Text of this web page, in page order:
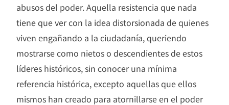
abusos del poder. Aquella resistencia que nada
tiene que ver con la idea distorsionada de quienes
viven engañando a la ciudadanía, queriendo
mostrarse como nietos o descendientes de estos
líderes históricos, sin conocer una mínima
referencia histórica, excepto aquellas que ellos
mismos han creado para atornillarse en el poder